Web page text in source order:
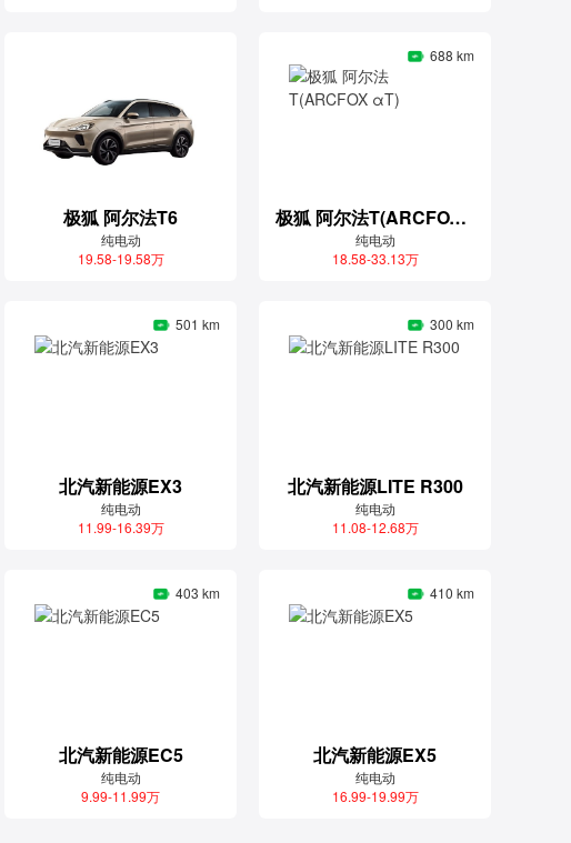
极狐 阿尔法T6
纯电动
19.58-19.58万
688 km
极狐 阿尔法T(ARCFOX αT)
纯电动
18.58-33.13万
501 km
北汽新能源EX3
纯电动
11.99-16.39万
300 km
北汽新能源LITE R300
纯电动
11.08-12.68万
403 km
北汽新能源EC5
纯电动
9.99-11.99万
410 km
北汽新能源EX5
纯电动
16.99-19.99万